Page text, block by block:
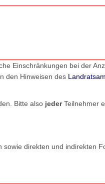
Einschränkungen bei der
den Hinweisen des
Bitte also jederTeilnehmer
direkten und indirekten